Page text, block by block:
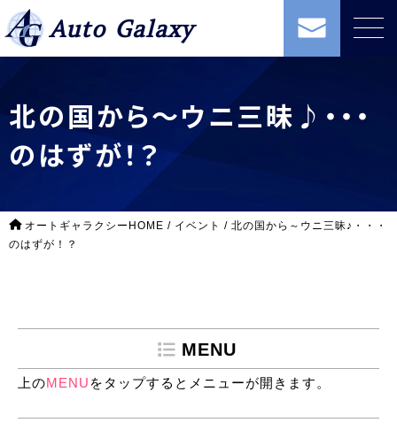
Auto Galaxy
北の国から～ウニ三昧♪・・・
のはずが！？
オートギャラクシーHOME / イベント / 北の国から～ウニ三昧♪・・・
のはずが！？
MENU
上のMENU をタップするとメニューが開きます。